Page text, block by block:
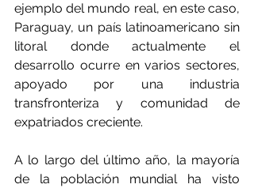
ejemplo del mundo real, en este caso,
Paraguay, un país latinoamericano sin
litoral donde actualmente el
desarrollo ocurre en varios sectores,
apoyado por una industria
transfronteriza y comunidad de
expatriados creciente.
A lo largo del último año, la mayoría
de la población mundial ha visto